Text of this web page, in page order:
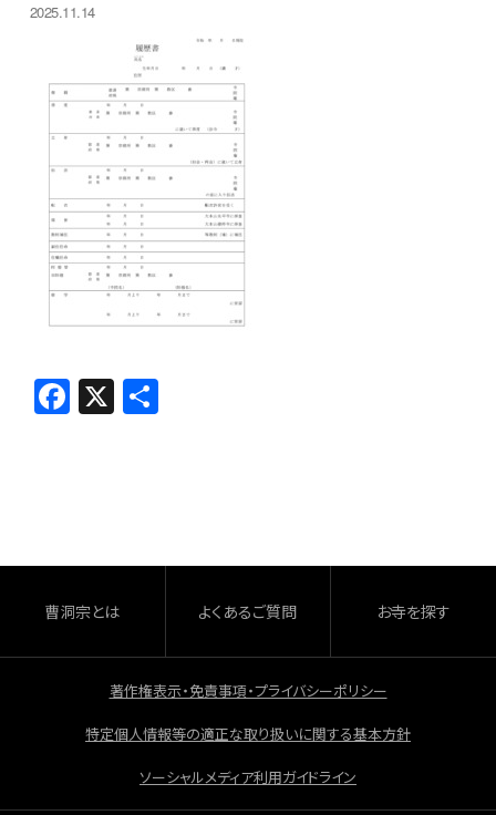
2025.11.14
F
a
o
o
k
X 共
曹洞宗とは よくあるご質問 お寺を探す
著作権表示・免責事項・プライバシーポリシー
特定個人情報等の適正な取り扱いに関する基本方針
ソーシャルメディア利用ガイドライン